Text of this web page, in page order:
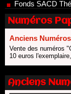
Dispositif
20/06/2026
Le palmarès des
18/06/2026
Les 10 lauréats
SACD
13/06/2026
Nomination de
direction du
Numéros
Anciens
Vente des numéros
10 euros
Anciens